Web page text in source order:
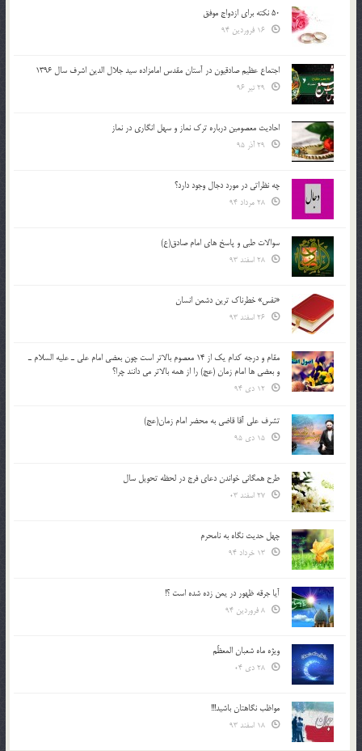
50 نکته برای ازدواج موفق
اجتماع عظیم صادقیون در آستان مقدس امامزاده سید جلال الدین اشرف سال 1396
احادیث معصومین درباره ترک نماز و سهل انگاری در نماز
چه نظراتی در مورد دجال وجود دارد؟
سوالات طبی و پاسخ های امام صادق(ع)
«نفس» خطرناک ترین دشمن انسان
مقام و درجه كدام يك از 14 معصوم بالاتر است چون بعضي امام علي ـ عليه السلام ـ
و بعضي ها امام زمان (عج) را از همه بالاتر مي دانند چرا؟
تشرف علي آقا قاضي به محضر امام زمان(عج)
طرح همگانی خواندن دعای فرج در لحظه تحویل سال
چهل حدیث نگاه به نامحرم
آیا جرقه ظهور در یمن زده شده است ؟!
ویژه ماه شعبان المعظّم
مواظب نگاهتان باشید!!!